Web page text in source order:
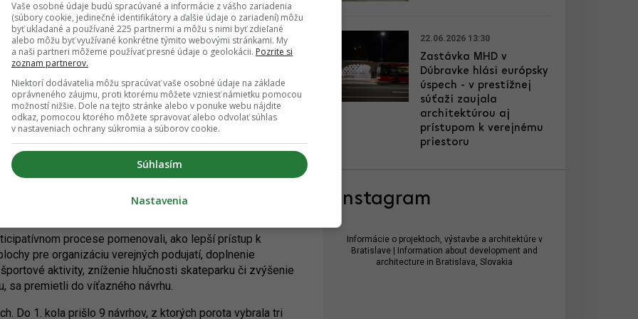
inštitút Bratislavy
návrhy
uskutočnil participatívny proces, ktorého cieľom bolo
skupiny obyvateľov. Zároveň sme sa pýtali na predstavy
zapojilo 1.141 respondentov. Získané informácie sme
súťaže.
procese pomenovali, ako lepší prístup k
pre organizáciu verejných podujatí, doplnenie
aktivity, zníženie hlučnosti skateparku či zvýšenie
sa premietli do víťazného návrhu.
Do 1. kola prišlo 9 návrhov, z ktorých porota vybrala tri
22.06.2026 13:30
Zastávka MHD v
Dúbravke hlási európsky
úspech - v prestížnej
súťaži zaujala
architektúrou aj
prístupom k verejnému
priestoru
Instagram
Informácie o projektoch, výstavbe a architektúre v
Bratislave | Information about development and
architecture in Bratislava, Slovakia
Vaše osobné údaje budú spracúvané a informácie z vášho zariadenia
(súbory cookie, jedinečné identifikátory a ďalšie údaje o zariadení) môžu
byť ukladané a používané 225 partnermi a môžu s nimi byť zdieľané
alebo môžu byť využívané konkrétne týmito webovými stránkami. My
a naši partneri môžeme používať presné údaje o geolokácii. Pozrite si
zoznam partnerov.
Niektorí dodávatelia môžu spracúvať vaše osobné údaje na základe
oprávneného záujmu, proti ktorému môžete vzniesť námietku pomocou
možností nižšie. Dole na tejto stránke alebo v ponuke webu nájdite
odkaz, pomocou ktorého môžete spravovať alebo odvolať súhlas
v nastaveniach ochrany súkromia a súborov cookie.
Súhlasím
Nastavenia